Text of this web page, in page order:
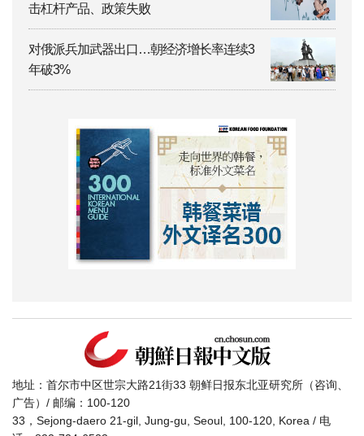
击杠杆产品、政策失败
对俄派兵加武器出口…朝经济增长率连续3
年破3%
地址：首尔市中区世宗大路21街33 朝鲜日报东北亚研究所（咨询、
广告）/ 邮编：100-120
33，Sejong-daero 21-gil, Jung-gu, Seoul, 100-120, Korea / 电